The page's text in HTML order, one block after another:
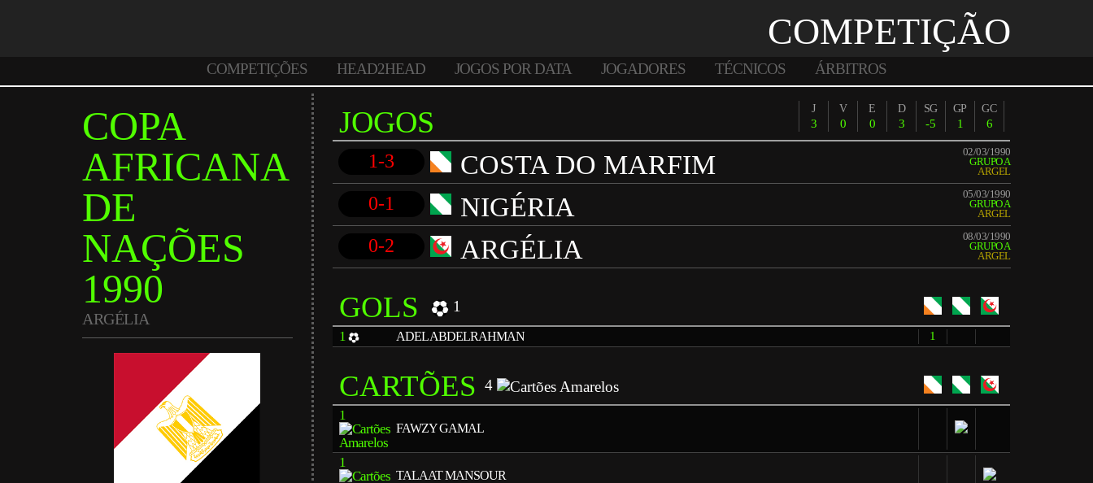
COMPETIÇÃO
COMPETIÇÕES HEAD2HEAD JOGOS POR DATA JOGADORES TÉCNICOS ÁRBITROS
COPA
AFRICANA
DE
NAÇÕES
1990
ARGÉLIA
JOGOS J
3
V
0
E
0
D
3
SG
-5
GP
1
GC
6
1-3 COSTA DO MARFIM
02/03/1990
GRUPO A
ARGEL
0-1 NIGÉRIA
05/03/1990
GRUPO A
ARGEL
0-2 ARGÉLIA
08/03/1990
GRUPO A
ARGEL
GOLS 1
1 ADEL ABDELRAHMAN 1
CARTÕES 4
1
FAWZY GAMAL
1
TALAAT MANSOUR